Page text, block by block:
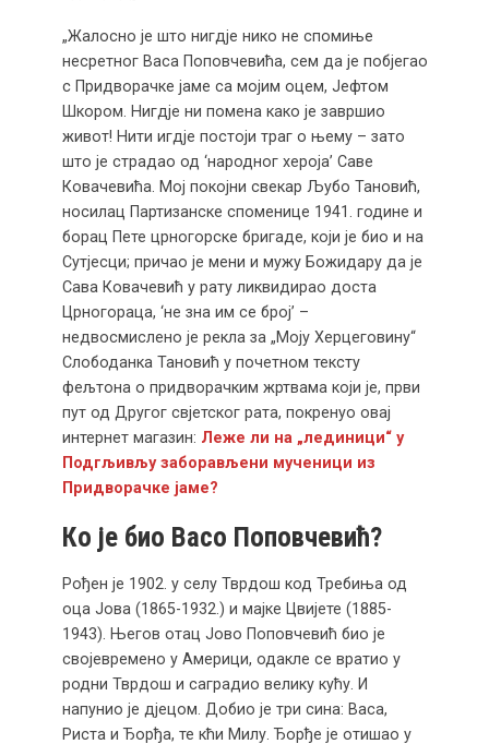
„Жалосно је што нигдје нико не спомиње
несретног Васа Поповчевића, сем да је побјегао
с Придворачке јаме са мојим оцем, Јефтом
Шкором. Нигдје ни помена како је завршио
живот! Нити игдје постоји траг о њему – зато
што је страдао од ‘народног хероја’ Саве
Ковачевића. Мој покојни свекар Љубо Тановић,
носилац Партизанске споменице 1941. године и
борац Пете црногорске бригаде, који је био и на
Сутјесци; причао је мени и мужу Божидару да је
Сава Ковачевић у рату ликвидирао доста
Црногораца, ‘не зна им се број’ –
недвосмислено је рекла за „Моју Херцеговину“
Слободанка Тановић у почетном тексту
фељтона о придворачким жртвама који је, први
пут од Другог свјетског рата, покренуо овај
интернет магазин: Леже ли на „лединици“ у
Подгљивљу заборављени мученици из
Придворачке јаме?
Ко је био Васо Поповчевић?
Рођен је 1902. у селу Тврдош код Требиња од
оца Јова (1865-1932.) и мајке Цвијете (1885-
1943). Његов отац Јово Поповчевић био је
својевремено у Америци, одакле се вратио у
родни Тврдош и саградио велику кућу. И
напунио је дјецом. Добио је три сина: Васа,
Риста и Ђорђа, те кћи Милу. Ђорђе је отишао у